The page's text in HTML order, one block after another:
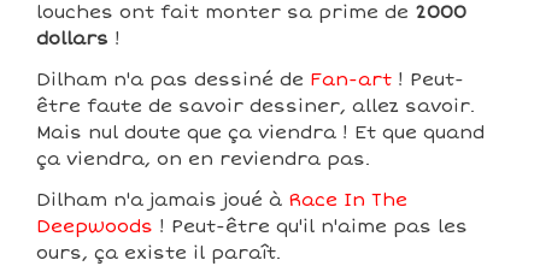
louches ont fait monter sa prime de 2000
dollars !
Dilham n'a pas dessiné de Fan-art ! Peut-
être faute de savoir dessiner, allez savoir.
Mais nul doute que ça viendra ! Et que quand
ça viendra, on en reviendra pas.
Dilham n'a jamais joué à Race In The
Deepwoods ! Peut-être qu'il n'aime pas les
ours, ça existe il paraît.